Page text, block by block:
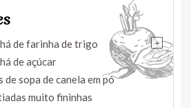
+
de farinha de trigo
de açúcar
de sopa de canela em pó
muito fininhas